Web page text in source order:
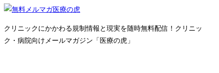
クリニックにかかわる規制情報と現実を随時無料配信！クリニッ
ク・病院向けメールマガジン「医療の虎」